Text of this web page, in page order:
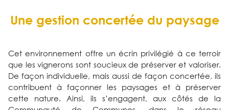
Une gestion concertée du paysage
Cet environnement offre un écrin privilégié à ce terroir
que les vignerons sont soucieux de préserver et valoriser.
De façon individuelle, mais aussi de façon concertée, ils
contribuent à façonner les paysages et à préserver
cette nature. Ainsi, ils s’engagent, aux côtés de la